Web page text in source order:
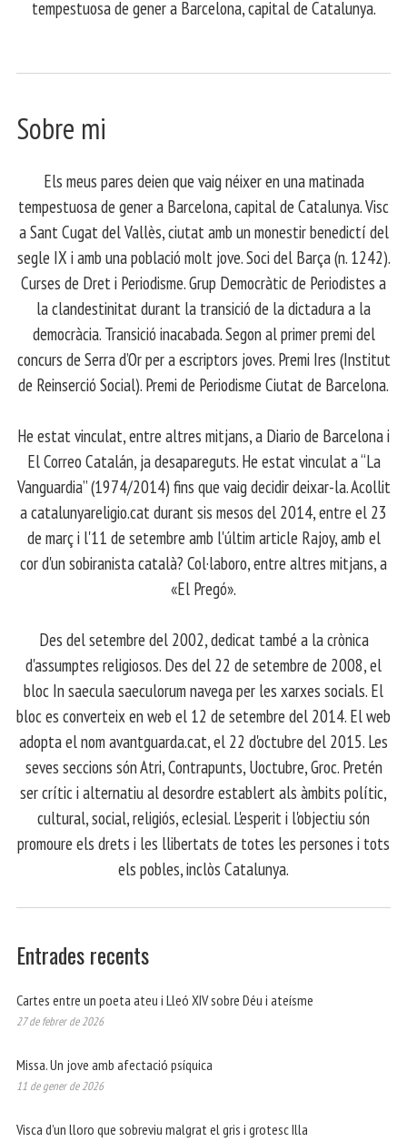
tempestuosa de gener a Barcelona, capital de Catalunya.
Sobre mi
Els meus pares deien que vaig néixer en una matinada
tempestuosa de gener a Barcelona, capital de Catalunya. Visc
a Sant Cugat del Vallès, ciutat amb un monestir benedictí del
segle IX i amb una població molt jove. Soci del Barça (n. 1242).
Curses de Dret i Periodisme. Grup Democràtic de Periodistes a
la clandestinitat durant la transició de la dictadura a la
democràcia. Transició inacabada. Segon al primer premi del
concurs de Serra d’Or per a escriptors joves. Premi Ires (Institut
de Reinserció Social). Premi de Periodisme Ciutat de Barcelona.
​ He estat vinculat, entre altres mitjans, a Diario de Barcelona i
El Correo Catalán, ja desapareguts. He estat vinculat a “La
Vanguardia” (1974/2014) fins que vaig decidir deixar-la. Acollit
a catalunyareligio.cat durant sis mesos del 2014, entre el 23
de març i l'11 de setembre amb l'últim article Rajoy, amb el
cor d'un sobiranista català? Col·laboro, entre altres mitjans, a
«El Pregó».
​ Des del setembre del 2002, dedicat també a la crònica
d'assumptes religiosos. Des del 22 de setembre de 2008, el
bloc In saecula saeculorum navega per les xarxes socials. El
bloc es converteix en web el 12 de setembre del 2014. El web
adopta el nom avantguarda.cat, el 22 d'octubre del 2015. Les
seves seccions són Atri, Contrapunts, Uoctubre, Groc. Pretén
ser crític i alternatiu al desordre establert als àmbits polític,
cultural, social, religiós, eclesial. L'esperit i l'objectiu són
promoure els drets i les llibertats de totes les persones i tots
els pobles, inclòs Catalunya.
Entrades recents
Cartes entre un poeta ateu i Lleó XIV sobre Déu i ateísme
27 de febrer de 2026
Missa. Un jove amb afectació psíquica
11 de gener de 2026
Visca d’un lloro que sobreviu malgrat el gris i grotesc Illa